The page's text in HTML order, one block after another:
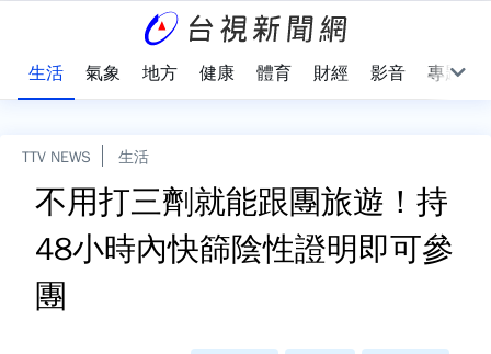
生活 氣象 地方 健康 體育 財經 影音 專題
TTV NEWS 生活
不用打三劑就能跟團旅遊！持
48小時內快篩陰性證明即可參
團